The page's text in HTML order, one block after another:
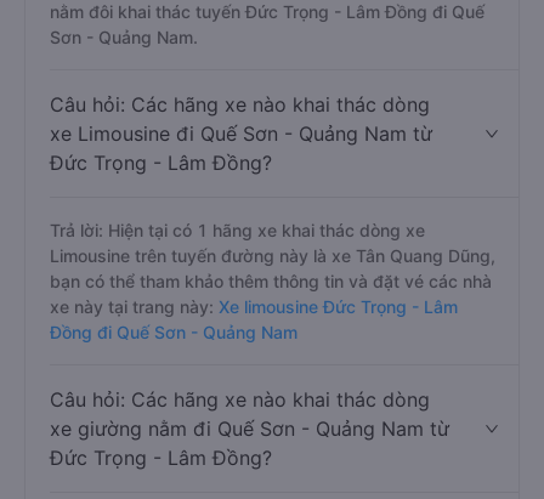
nằm đôi khai thác tuyến Đức Trọng - Lâm Đồng đi Quế
Sơn - Quảng Nam.
Câu hỏi: Các hãng xe nào khai thác dòng
xe Limousine đi Quế Sơn - Quảng Nam từ
Đức Trọng - Lâm Đồng?
Trả lời: Hiện tại có 1 hãng xe khai thác dòng xe
Limousine trên tuyến đường này là xe Tân Quang Dũng,
bạn có thể tham khảo thêm thông tin và đặt vé các nhà
xe này tại trang này: Xe limousine Đức Trọng - Lâm
Đồng đi Quế Sơn - Quảng Nam
Câu hỏi: Các hãng xe nào khai thác dòng
xe giường nằm đi Quế Sơn - Quảng Nam từ
Đức Trọng - Lâm Đồng?